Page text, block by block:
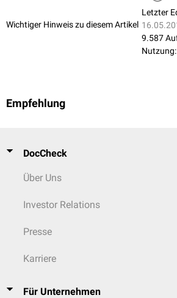
nach der
verschieden bis zu mehrere Monate an.
Wichtiger Hinweis zu diesem Artikel
Letzter
9.587
Nutzung:
Empfehlung
DocCheck
Über Uns
Investor Relations
Presse
Karriere
Für Unternehmen